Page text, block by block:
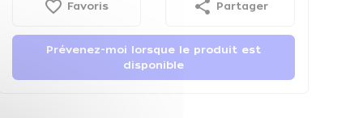
favorite_border Favoris share Partager
Prévenez-moi lorsque le produit est
disponible